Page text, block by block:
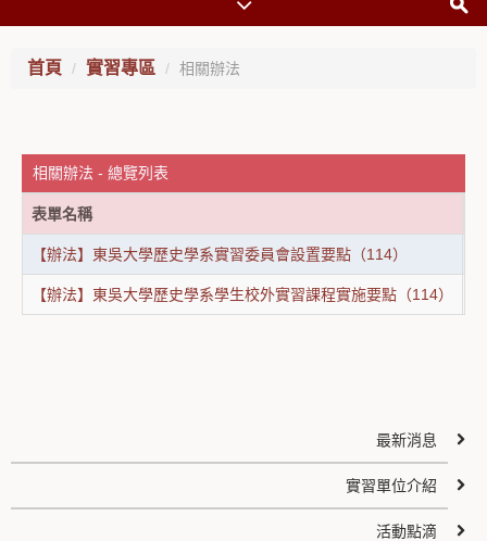
首頁 實習專區 相關辦法
相關辦法 - 總覽列表
表單名稱
【辦法】東吳大學歷史學系實習委員會設置要點（114）
【辦法】東吳大學歷史學系學生校外實習課程實施要點（114）
最新消息
實習單位介紹
活動點滴